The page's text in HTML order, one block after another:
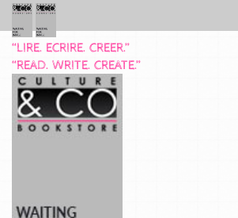
“LIRE. ECRIRE. CREER.”
“READ. WRITE. CREATE.”